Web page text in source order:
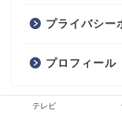
プライバシー
プロフィール
テレビ